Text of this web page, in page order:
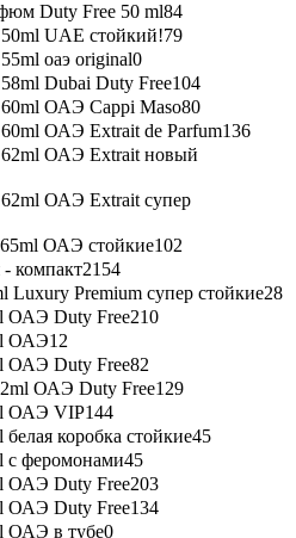
Duty Free 50 ml84
UAE стойкий!79
оаэ original0
Dubai Duty Free104
ОАЭ Cappi Maso80
ОАЭ Extrait de Parfum136
ОАЭ Extrait новый
ОАЭ Extrait супер
ОАЭ стойкие102
компакт2154
Luxury Premium супер стойкие28
ОАЭ Duty Free210
ОАЭ12
ОАЭ Duty Free82
ОАЭ Duty Free129
ОАЭ VIP144
коробка стойкие45
с феромонами45
ОАЭ Duty Free203
ОАЭ Duty Free134
ОАЭ в тубе0